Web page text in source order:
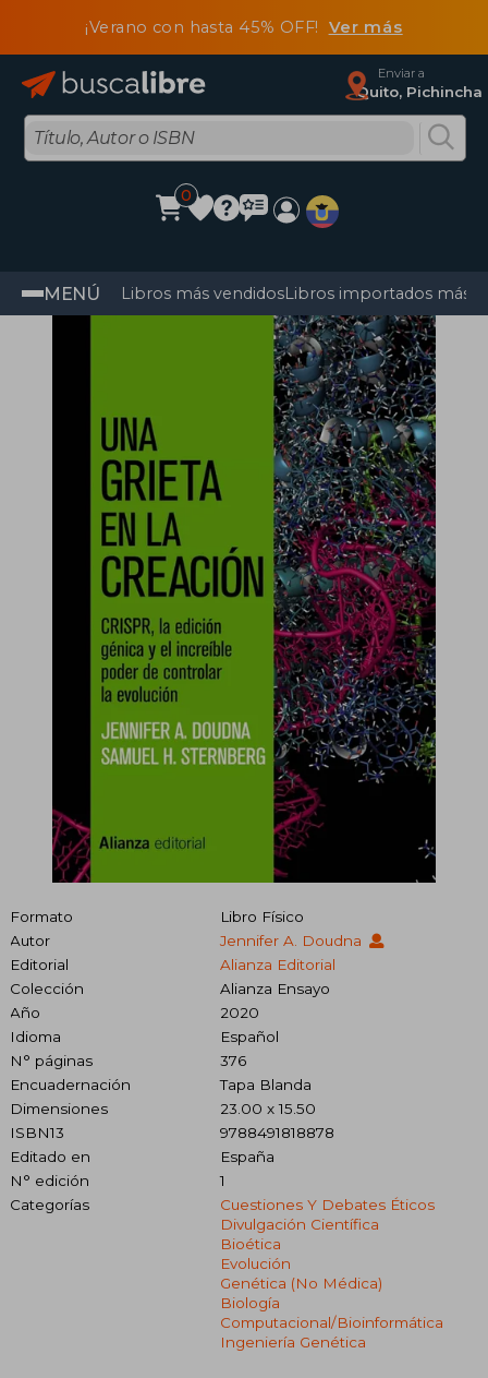
¡Verano con hasta 45% OFF! Ver más
Enviar a
Quito, Pichincha
0
MENÚ Libros más vendidosLibros importados más
Formato
Libro Físico
Autor
Jennifer A. Doudna
Editorial
Alianza Editorial
Colección
Alianza Ensayo
Año
2020
Idioma
Español
N° páginas
376
Encuadernación
Tapa Blanda
Dimensiones
23.00 x 15.50
ISBN13
9788491818878
Editado en
España
N° edición
1
Categorías
Cuestiones Y Debates Éticos
Divulgación Científica
Bioética
Evolución
Genética (no Médica)
Biología
Computacional/bioinformática
Ingeniería Genética